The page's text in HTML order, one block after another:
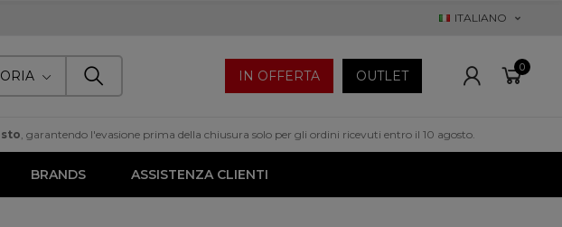
ITALIANO
IN OFFERTA OUTLET
0
, garantendo l'evasione prima della chiusura solo per gli ordini ricevuti entro il 10 agosto.
BRANDS ASSISTENZA CLIENTI